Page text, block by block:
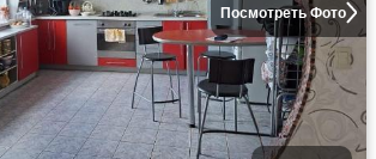
Посмотреть Фото